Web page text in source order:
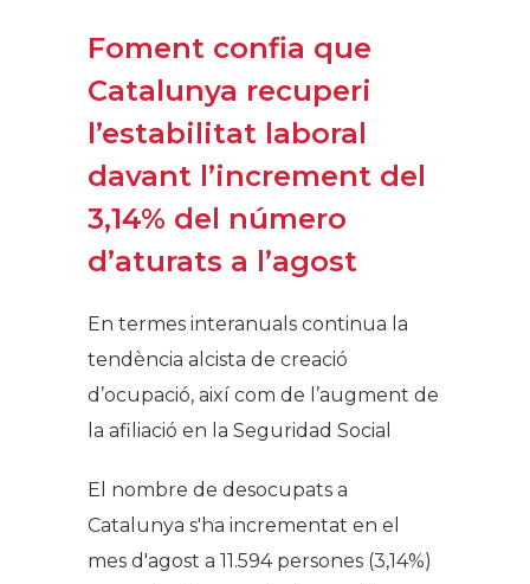
Foment confia que
Catalunya recuperi
l’estabilitat laboral
davant l’increment del
3,14% del número
d’aturats a l’agost
En termes interanuals continua la
tendència alcista de creació
d’ocupació, així com de l’augment de
la afiliació en la Seguridad Social
El nombre de desocupats a
Catalunya s'ha incrementat en el
mes d'agost a 11.594 persones (3,14%)